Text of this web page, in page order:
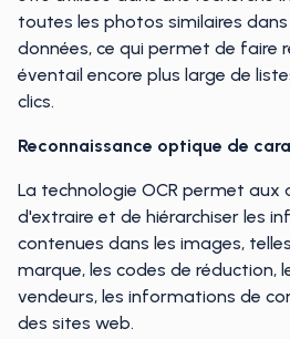
toutes les photos similaires
données, ce qui permet de faire
éventail encore plus large de
clics.
Reconnaissance optique de
La technologie OCR permet aux
d'extraire et de hiérarchiser les
contenues dans les images,
marque, les codes de réduction,
vendeurs, les informations de
des sites web.